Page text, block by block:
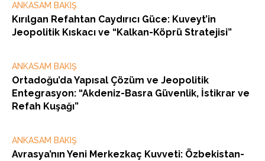
ANKASAM BAKIŞ
Kırılgan Refahtan Caydırıcı Güce: Kuveyt’in
Jeopolitik Kıskacı ve “Kalkan-Köprü Stratejisi”
ANKASAM BAKIŞ
Ortadoğu’da Yapısal Çözüm ve Jeopolitik
Entegrasyon: “Akdeniz-Basra Güvenlik, İstikrar ve
Refah Kuşağı”
ANKASAM BAKIŞ
Avrasya’nın Yeni Merkezkaç Kuvveti: Özbekistan-